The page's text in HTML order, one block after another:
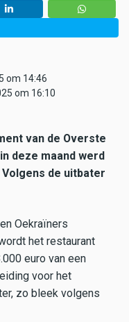
om 14:46
om 16:10
van de Overste
deze maand werd
de uitbater
Oekraïners
het restaurant
euro van een
voor het
zo bleek volgens